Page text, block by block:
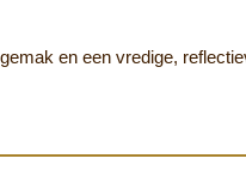
en een vredige,